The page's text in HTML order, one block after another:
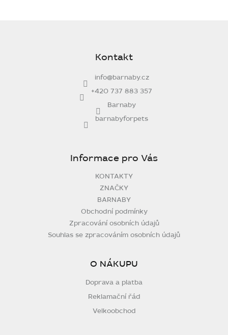
Kontakt
info@barnaby.cz
+420 737 883 357
Barnaby
barnabyforpets
Informace pro Vás
KONTAKTY
ZNAČKY
BARNABY
Obchodní podmínky
Zpracování osobních údajů
Souhlas se zpracováním osobních údajů
O NÁKUPU
Doprava a platba
Reklamační řád
Velkoobchod